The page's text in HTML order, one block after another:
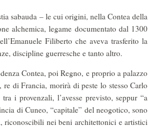
sabauda – le cui origini, nella Contea della
alchemica, legame documentato dal 1300
Filiberto che aveva trasferito la
discipline guerresche e tanto altro.
Contea, poi Regno, e proprio a palazzo
di Francia, morirà di peste lo stesso Carlo
i provenzali, l’avesse previsto, seppur “a
di Cuneo, “capitale” del neogotico, sono
riconoscibili nei beni architettonici e artistici